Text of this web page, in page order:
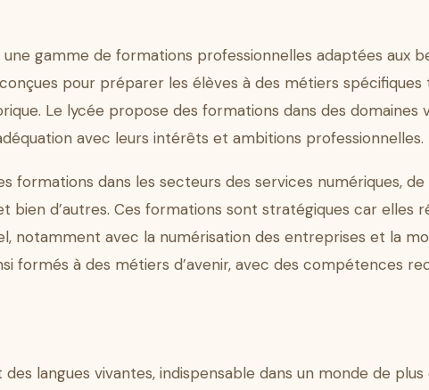
gamme de formations professionnelles adaptées aux
pour préparer les élèves à des métiers
Le lycée propose des formations dans des domaines
avec leurs intérêts et ambitions professionnelles.
formations dans les secteurs des services numériques, de
bien d’autres. Ces formations sont stratégiques car elles
notamment avec la numérisation des entreprises et la
formés à des métiers d’avenir, avec des compétences
langues vivantes, indispensable dans un monde de plus